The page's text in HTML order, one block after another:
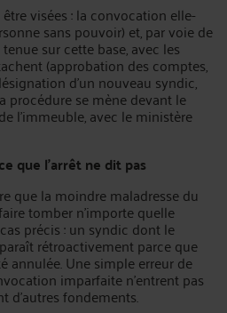
visées : la convocation elle-
sans pouvoir) et, par voie de
sur cette base, avec les
(approbation des comptes,
d’un nouveau syndic,
procédure se mène devant le
l’immeuble, avec le ministère
que l’arrêt ne dit pas
que la moindre maladresse du
tomber n’importe quelle
précis : un syndic dont le
rétroactivement parce que
annulée. Une simple erreur de
imparfaite n’entrent pas
d’autres fondements.